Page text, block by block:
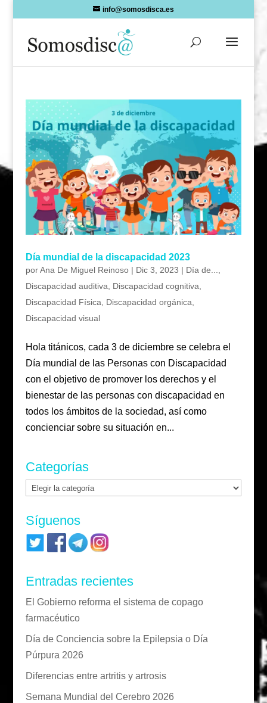
info@somosdisca.es
Día mundial de la discapacidad 2023
porAna De Miguel Reinoso| Dic 3, 2023 | Día de...
Discapacidad auditiva
Discapacidad cognitiva
Discapacidad Física
Discapacidad orgánica
Discapacidad visual
Hola titánicos, cada 3 de diciembre se celebra el
Día mundial de las Personas con Discapacidad
con el objetivo de promover los derechos y el
bienestar de las personas con discapacidad en
todos los ámbitos de la sociedad, así como
concienciar sobre su situación en...
Categorías
Categorías
Síguenos
Entradas recientes
El Gobierno reforma el sistema de copago
farmacéutico
Día de Conciencia sobre la Epilepsia o Día
Púrpura 2026
Diferencias entre artritis y artrosis
Semana Mundial del Cerebro 2026